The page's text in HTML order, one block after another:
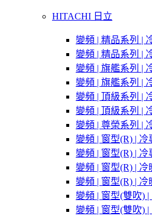
HITACHI 日立
變頻 | 精品系列 |
變頻 | 精品系列 |
變頻 | 旗艦系列 |
變頻 | 旗艦系列 |
變頻 | 頂級系列 |
變頻 | 頂級系列 |
變頻 | 尊榮系列 |
變頻 | 窗型(R) | 冷
變頻 | 窗型(R) | 冷
變頻 | 窗型(R) | 冷
變頻 | 窗型(R) | 冷
變頻 | 窗型(雙吹)
變頻 | 窗型(雙吹)